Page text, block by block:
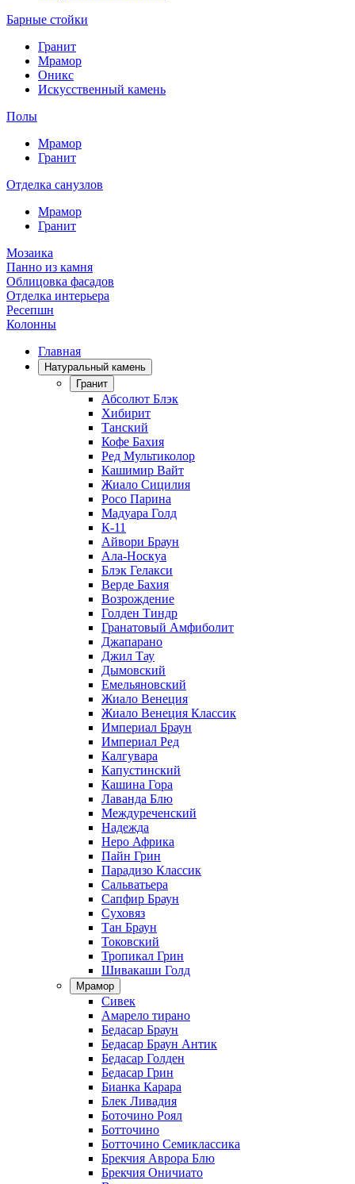
Барные стойки
Гранит
Мрамор
Оникс
Искусственный камень
Полы
Мрамор
Гранит
Отделка санузлов
Мрамор
Гранит
Мозаика
Панно из камня
Облицовка фасадов
Отделка интерьера
Ресепшн
Колонны
Главная
Натуральный камень
Гранит
Абсолют Блэк
Хибирит
Танский
Кофе Бахия
Ред Мультиколор
Кашимир Вайт
Жиало Сицилия
Росо Парина
Мадуара Голд
К-11
Айвори Браун
Ала-Носкуа
Блэк Гелакси
Верде Бахия
Возрождение
Голден Тиндр
Гранатовый Амфиболит
Джапарано
Джил Тау
Дымовский
Емельяновский
Жиало Венеция
Жиало Венеция Классик
Империал Браун
Империал Ред
Калгувара
Капустинский
Кашина Гора
Лаванда Блю
Междуреченский
Надежда
Неро Африка
Пайн Грин
Парадизо Классик
Сальватьера
Сапфир Браун
Суховяз
Тан Браун
Токовский
Тропикал Грин
Шивакаши Голд
Мрамор
Сивек
Амарело тирано
Бедасар Браун
Бедасар Браун Антик
Бедасар Голден
Бедасар Грин
Бианка Карара
Блек Ливадия
Боточино Роял
Ботточино
Ботточино Семиклассика
Брекчия Аврора Блю
Брекчия Оничиато